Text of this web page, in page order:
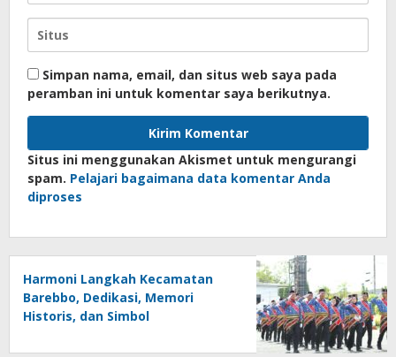
Simpan nama, email, dan situs web saya pada
peramban ini untuk komentar saya berikutnya.
Situs ini menggunakan Akismet untuk mengurangi
spam. Pelajari bagaimana data komentar Anda
diproses
Harmoni Langkah Kecamatan
Barebbo, Dedikasi, Memori
Historis, dan Simbol